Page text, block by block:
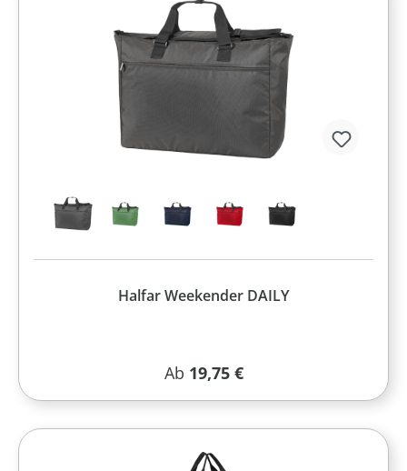
Halfar Weekender DAILY
Regulärer Preis:
Ab 19,75 €